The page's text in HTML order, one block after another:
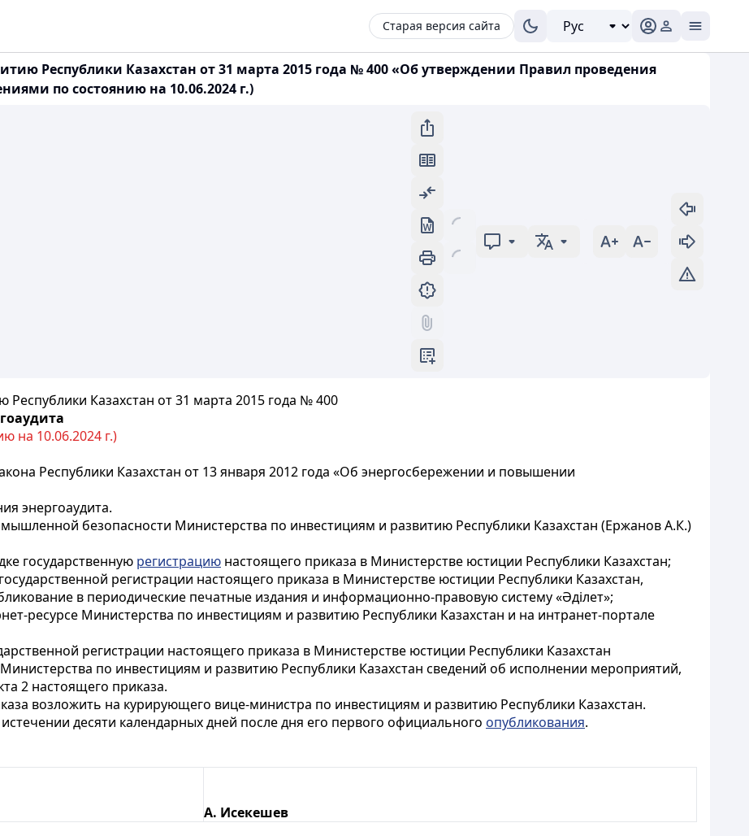
Старая версия сайта
Республики Казахстан от 31 марта 2015 года № 400 «Об утверждении Правил проведения
по состоянию на 10.06.2024 г.)
Казахстан от 31 марта 2015 года № 400
на 10.06.2024 г.)
Республики Казахстан от 13 января 2012 года «Об энергосбережении и повышении
энергоаудита.
безопасности Министерства по инвестициям и развитию Республики Казахстан (Ержанов А.К.)
государственную регистрацию настоящего приказа в Министерстве юстиции Республики Казахстан;
регистрации настоящего приказа в Министерстве юстиции Республики Казахстан,
в периодические печатные издания и информационно-правовую систему «Әділет»;
ресурсе Министерства по инвестициям и развитию Республики Казахстан и на интранет-портале
регистрации настоящего приказа в Министерстве юстиции Республики Казахстан
по инвестициям и развитию Республики Казахстан сведений об исполнении мероприятий,
2 настоящего приказа.
возложить на курирующего вице-министра по инвестициям и развитию Республики Казахстан.
десяти календарных дней после дня его первого официального опубликования.
А. Исекешев